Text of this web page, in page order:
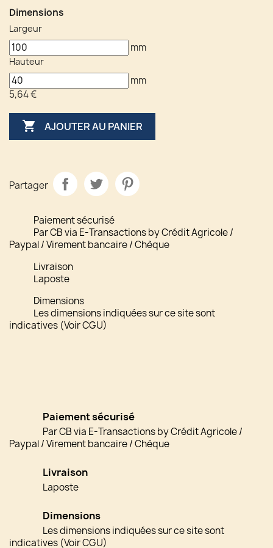
Dimensions
Largeur
mm
Hauteur
mm
5,64 €
 AJOUTER AU PANIER
Partager
Paiement sécurisé
Par CB via E-Transactions by Crédit Agricole /
Paypal / Virement bancaire / Chèque
Livraison
Laposte
Dimensions
Les dimensions indiquées sur ce site sont
indicatives (Voir CGU)
Paiement sécurisé
Par CB via E-Transactions by Crédit Agricole /
Paypal / Virement bancaire / Chèque
Livraison
Laposte
Dimensions
Les dimensions indiquées sur ce site sont
indicatives (Voir CGU)